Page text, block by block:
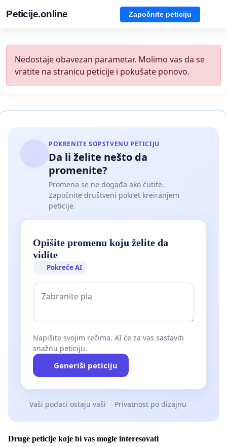
Peticije.online Započnite peticiju
Nedostaje obavezan parametar. Molimo vas da se
vratite na stranicu peticije i pokušate ponovo.
POKRENITE SOPSTVENU PETICIJU
Da li želite nešto da
promenite?
Promena se ne događa ako ćutite.
Započnite društveni pokret kreiranjem
peticije.
Opišite promenu koju želite da
vidite
Pokreće AI
Napišite svojim rečima. AI će za vas sastaviti
snažnu peticiju.
Generiši peticiju
Vaši podaci ostaju vaši Privatnost po dizajnu
Druge peticije koje bi vas mogle interesovati